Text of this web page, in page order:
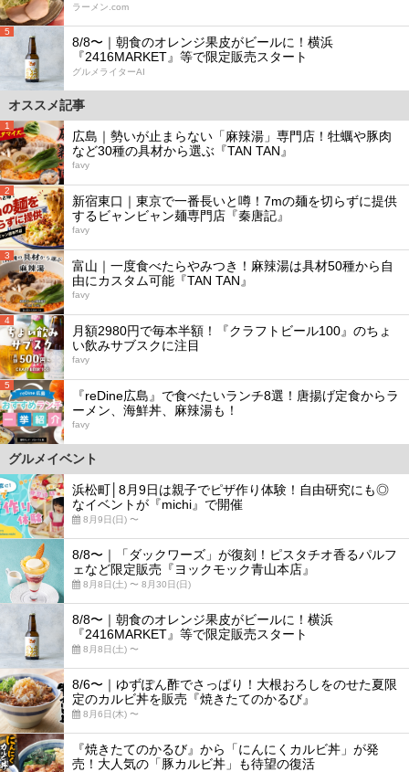
ラーメン.com
5
8/8〜｜朝食のオレンジ果皮がビールに！横浜
『2416MARKET』等で限定販売スタート
グルメライターAI
オススメ記事
1
広島｜勢いが止まらない「麻辣湯」専門店！牡蠣や豚肉
など30種の具材から選ぶ『TAN TAN』
favy
2
新宿東口｜東京で一番長いと噂！7mの麺を切らずに提供
するビャンビャン麺専門店『秦唐記』
favy
3
富山｜一度食べたらやみつき！麻辣湯は具材50種から自
由にカスタム可能『TAN TAN』
favy
4
月額2980円で毎本半額！『クラフトビール100』のちょ
い飲みサブスクに注目
favy
5
『reDine広島』で食べたいランチ8選！唐揚げ定食からラ
ーメン、海鮮丼、麻辣湯も！
favy
グルメイベント
浜松町│8月9日は親子でピザ作り体験！自由研究にも◎
なイベントが『michi』で開催
8月9日(日) 〜
8/8〜｜「ダックワーズ」が復刻！ピスタチオ香るパルフ
ェなど限定販売『ヨックモック青山本店』
8月8日(土) 〜 8月30日(日)
8/8〜｜朝食のオレンジ果皮がビールに！横浜
『2416MARKET』等で限定販売スタート
8月8日(土) 〜
8/6〜｜ゆずぽん酢でさっぱり！大根おろしをのせた夏限
定のカルビ丼を販売『焼きたてのかるび』
8月6日(木) 〜
『焼きたてのかるび』から「にんにくカルビ丼」が発
売！大人気の「豚カルビ丼」も待望の復活